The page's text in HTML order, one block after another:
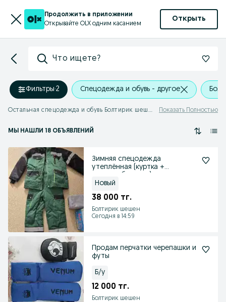
Продолжить в приложении
Открывайте OLX одним касанием
Открыть
Что ищете?
Фильтры·2 Спецодежда и обувь - другое
Остальная спецодежда и обувь Болтирик шешен Показать Полностью
МЫ НАШЛИ 18 ОБЪЯВЛЕНИЙ
Зимняя спецодежда
утеплённая (куртка +
Новый
38 000 тг.
Болтирик шешен
Сегодня в 14:59
Продам перчатки черепашки и
футы
Б/у
12 000 тг.
Болтирик шешен